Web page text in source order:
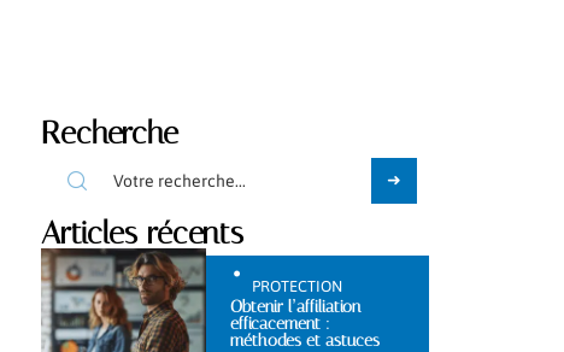
Recherche
Articles récents
PROTECTION
Obtenir l’affiliation
efficacement :
méthodes et astuces